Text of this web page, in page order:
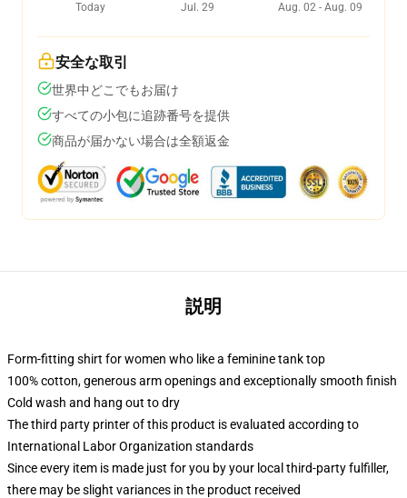
Today
Jul. 29
Aug. 02 - Aug. 09
安全な取引
世界中どこでもお届け
すべての小包に追跡番号を提供
商品が届かない場合は全額返金
説明
Form-fitting shirt for women who like a feminine tank top
100% cotton, generous arm openings and exceptionally smooth finish
Cold wash and hang out to dry
The third party printer of this product is evaluated according to
International Labor Organization standards
Since every item is made just for you by your local third-party fulfiller,
there may be slight variances in the product received